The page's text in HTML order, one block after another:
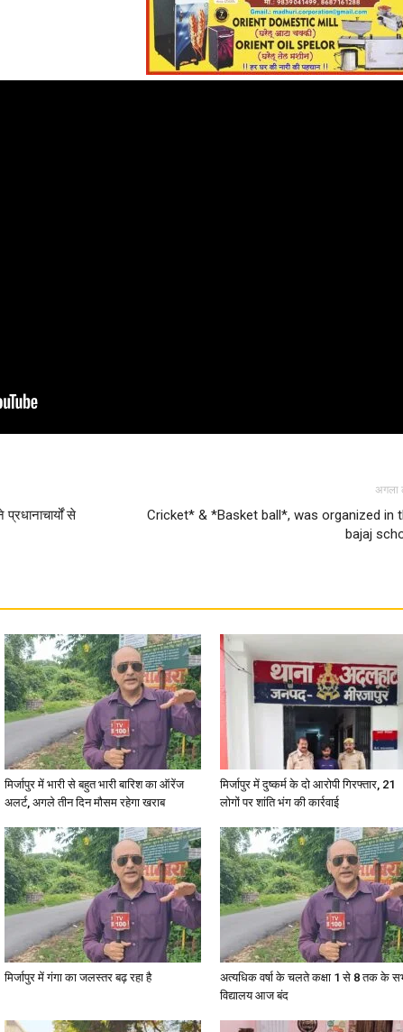
से
अगला
Cricket* & *Basket ball*, was organized in
bajaj
मिर्जापुर में भारी से बहुत भारी बारिश का ऑरेंज
अलर्ट, अगले तीन दिन मौसम रहेगा खराब
मिर्जापुर में दुष्कर्म के दो आरोपी गिरफ्तार, 21
लोगों पर शांति भंग की कार्रवाई
मिर्जापुर में गंगा का जलस्तर बढ़ रहा है
अत्यधिक वर्षा के चलते कक्षा 1 से 8 तक के
विद्यालय आज बंद